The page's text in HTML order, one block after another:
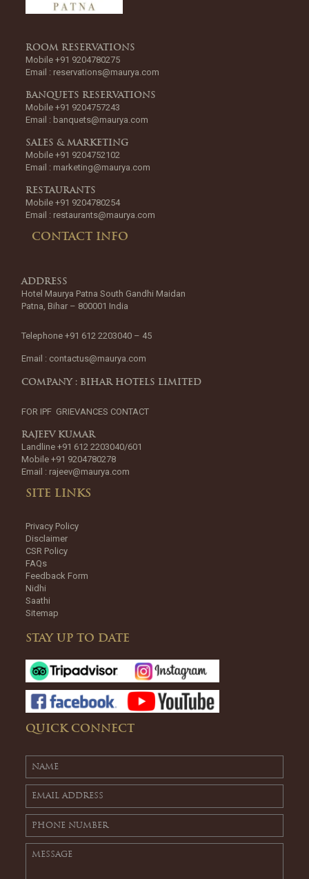
ROOM RESERVATIONS
Mobile +91 9204780275
Email : reservations@maurya.com
BANQUETS RESERVATIONS
Mobile +91 9204757243
Email : banquets@maurya.com
SALES & MARKETING
Mobile +91 9204752102
Email : marketing@maurya.com
RESTAURANTS
Mobile +91 9204780254
Email : restaurants@maurya.com
CONTACT INFO
ADDRESS
Hotel Maurya Patna South Gandhi Maidan
Patna, Bihar – 800001 India
Telephone +91 612 2203040 – 45
Email : contactus@maurya.com
COMPANY : BIHAR HOTELS LIMITED
FOR IPF GRIEVANCES CONTACT
RAJEEV KUMAR
Landline +91 612 2203040/601
Mobile +91 9204780278
Email : rajeev@maurya.com
SITE LINKS
Privacy Policy
Disclaimer
CSR Policy
FAQs
Feedback Form
Nidhi
Saathi
Sitemap
STAY UP TO DATE
QUICK CONNECT